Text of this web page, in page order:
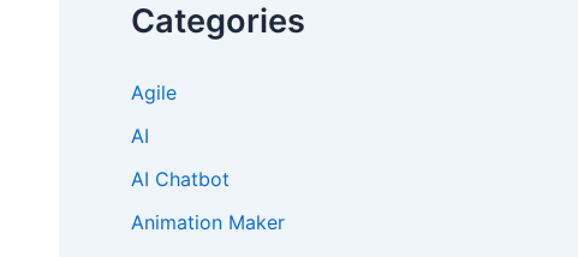
Categories
Agile
AI
AI Chatbot
Animation Maker